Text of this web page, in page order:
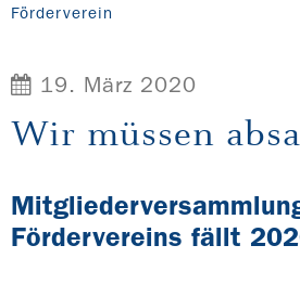
Förderverein
19. März 2020
Wir müssen
Fördervereins fällt